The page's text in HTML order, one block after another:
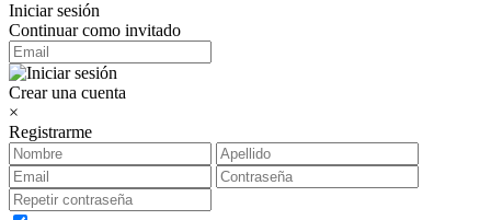
Iniciar sesión
Continuar como invitado
Crear una cuenta
×
Registrarme